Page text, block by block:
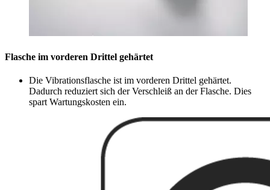
Flasche im vorderen Drittel gehärtet
Die Vibrationsflasche ist im vorderen Drittel gehärtet.
Dadurch reduziert sich der Verschleiß an der Flasche. Dies
spart Wartungskosten ein.